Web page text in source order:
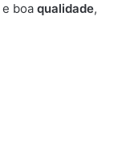
e boa qualidade,